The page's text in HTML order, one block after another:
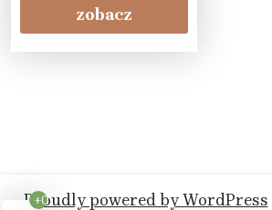
zobacz
Proudly powered by WordPress
+0